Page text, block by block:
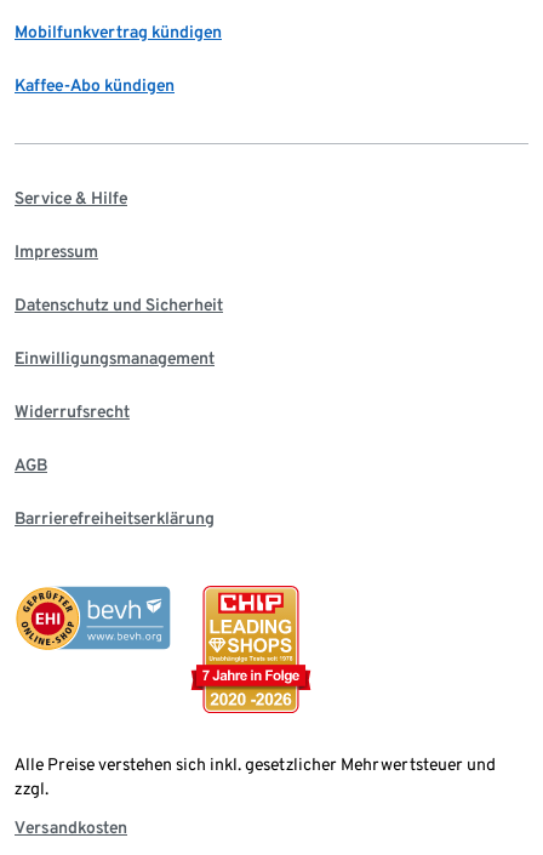
Mobilfunkvertrag kündigen
Kaffee-Abo kündigen
Service & Hilfe
Impressum
Datenschutz und Sicherheit
Einwilligungsmanagement
Widerrufsrecht
AGB
Barrierefreiheitserklärung
Alle Preise verstehen sich inkl. gesetzlicher Mehrwertsteuer und
zzgl.
Versandkosten